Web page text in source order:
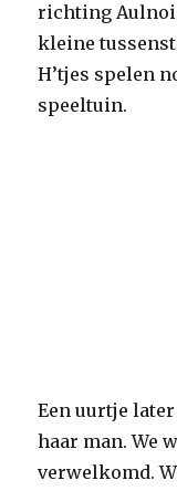
richting
kleine
H’tjes spelen
speeltuin.
Een uurtje
haar man. We
verwelkomd.